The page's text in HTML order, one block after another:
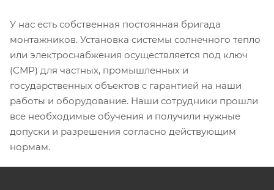
У нас есть собственная постоянная бригада
монтажников. Установка системы солнечного тепло
или электроснабжения осуществляется под ключ
(СМР) для частных, промышленных и
государственных объектов с гарантией на наши
работы и оборудование. Наши сотрудники прошли
все необходимые обучения и получили нужные
допуски и разрешения согласно действующим
нормам.